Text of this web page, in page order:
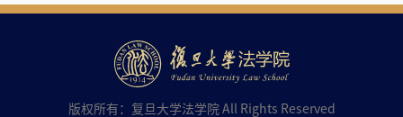
版权所有：复旦大学法学院 All Rights Reserved